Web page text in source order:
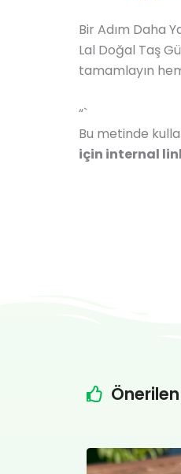
Bir Adım Daha
Lal Doğal Taş
tamamlayın
“`
Bu metinde
için internal
Orijinal